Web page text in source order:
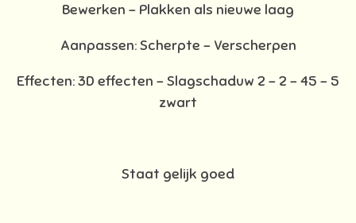
Bewerken - Plakken als nieuwe laag
Aanpassen: Scherpte – Verscherpen
Effecten: 3D effecten - Slagschaduw 2 – 2 – 45 – 5
zwart
Staat gelijk goed